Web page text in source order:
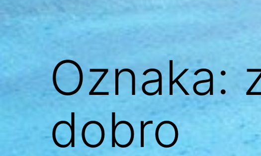
Oznaka:
dobro